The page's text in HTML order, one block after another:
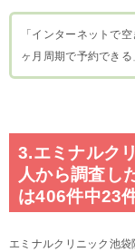
「インターネットで
ヶ月周期で予約でき
3.エミナルク
人から調査し
は406件中23
エミナルクリニック池